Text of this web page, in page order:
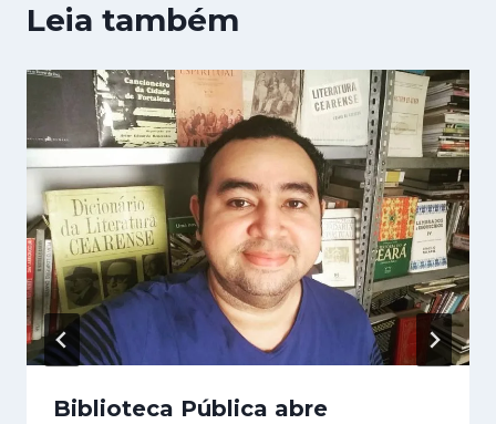
Leia também
Biblioteca Pública abre